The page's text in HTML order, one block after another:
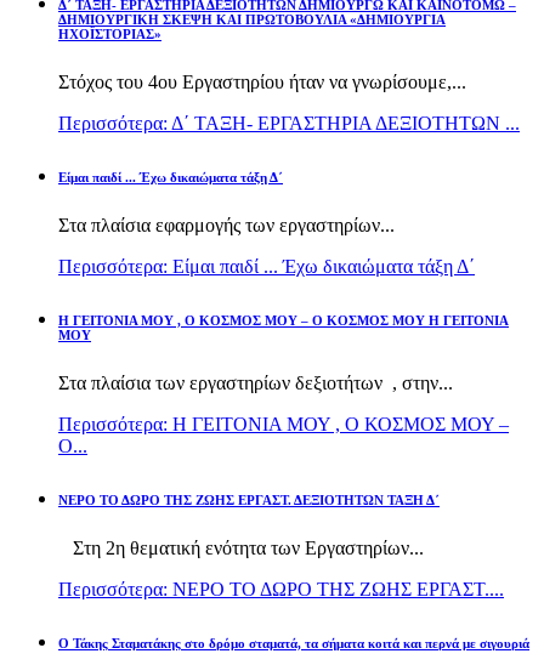
Δ΄ ΤΑΞΗ- ΕΡΓΑΣΤΗΡΙΑ ΔΕΞΙΟΤΗΤΩΝ ΔΗΜΙΟΥΡΓΩ ΚΑΙ ΚΑΙΝΟΤΟΜΩ –
ΔΗΜΙΟΥΡΓΙΚΗ ΣΚΕΨΗ ΚΑΙ ΠΡΩΤΟΒΟΥΛΙΑ «ΔΗΜΙΟΥΡΓΙΑ
ΗΧΟΪΣΤΟΡΙΑΣ»
Στόχος του 4ου Εργαστηρίου ήταν να γνωρίσουμε,...
Περισσότερα: Δ΄ ΤΑΞΗ- ΕΡΓΑΣΤΗΡΙΑ ΔΕΞΙΟΤΗΤΩΝ ...
Είμαι παιδί ... Έχω δικαιώματα τάξη Δ΄
Στα πλαίσια εφαρμογής των εργαστηρίων...
Περισσότερα: Είμαι παιδί ... Έχω δικαιώματα τάξη Δ΄
Η ΓΕΙΤΟΝΙΑ ΜΟΥ , Ο ΚΟΣΜΟΣ ΜΟΥ – Ο ΚΟΣΜΟΣ ΜΟΥ Η ΓΕΙΤΟΝΙΑ
ΜΟΥ
Στα πλαίσια των εργαστηρίων δεξιοτήτων , στην...
Περισσότερα: Η ΓΕΙΤΟΝΙΑ ΜΟΥ , Ο ΚΟΣΜΟΣ ΜΟΥ –
Ο...
ΝΕΡΟ ΤΟ ΔΩΡΟ ΤΗΣ ΖΩΗΣ ΕΡΓΑΣΤ. ΔΕΞΙΟΤΗΤΩΝ ΤΑΞΗ Δ΄
Στη 2η θεματική ενότητα των Εργαστηρίων...
Περισσότερα: ΝΕΡΟ ΤΟ ΔΩΡΟ ΤΗΣ ΖΩΗΣ ΕΡΓΑΣΤ....
Ο Τάκης Σταματάκης στο δρόμο σταματά, τα σήματα κοιτά και περνά με σιγουριά